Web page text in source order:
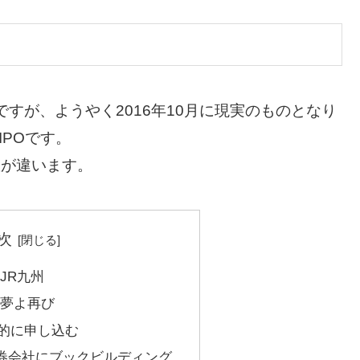
が、ようやく2016年10月に現実のものとなり
です。
違います。
九州
よ再び
に申し込む